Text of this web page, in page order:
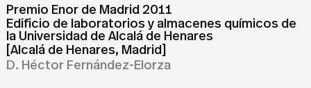
Premio Enor de Madrid 2011
Edificio de laboratorios y almacenes químicos de
la Universidad de Alcalá de Henares
[Alcalá de Henares, Madrid]
D. Héctor Fernández-Elorza